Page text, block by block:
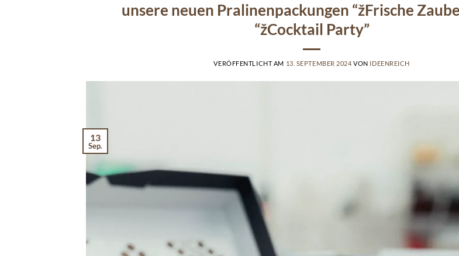
unsere neuen Pralinenpackungen “žFrische
“žCocktail Party”
VERÖFFENTLICHT AM 13. SEPTEMBER 2024 VON IDEENREICH
13
Sep.